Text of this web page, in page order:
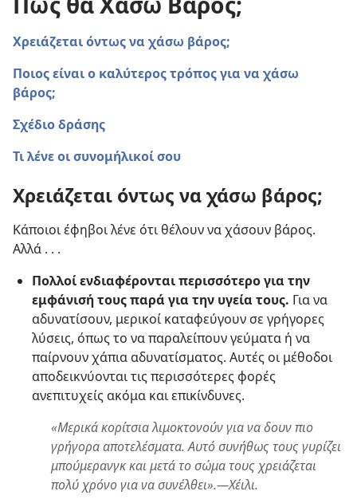
Χρειάζεται όντως να χάσω βάρος;
Ποιος είναι ο καλύτερος τρόπος για να χάσω
βάρος;
Σχέδιο δράσης
Τι λένε οι συνομήλικοί σου
Χρειάζεται όντως να χάσω βάρος;
Κάποιοι έφηβοι λένε ότι θέλουν να χάσουν βάρος.
Αλλά . . .
Πολλοί ενδιαφέρονται περισσότερο για την
εμφάνισή τους παρά για την υγεία τους. Για να
αδυνατίσουν, μερικοί καταφεύγουν σε γρήγορες
λύσεις, όπως το να παραλείπουν γεύματα ή να
παίρνουν χάπια αδυνατίσματος. Αυτές οι μέθοδοι
αποδεικνύονται τις περισσότερες φορές
ανεπιτυχείς ακόμα και επικίνδυνες.
«Μερικά κορίτσια λιμοκτονούν για να δουν πιο
γρήγορα αποτελέσματα. Αυτό συνήθως τους γυρίζει
μπούμερανγκ και μετά το σώμα τους χρειάζεται
πολύ χρόνο για να συνέλθει».—Χέιλι.